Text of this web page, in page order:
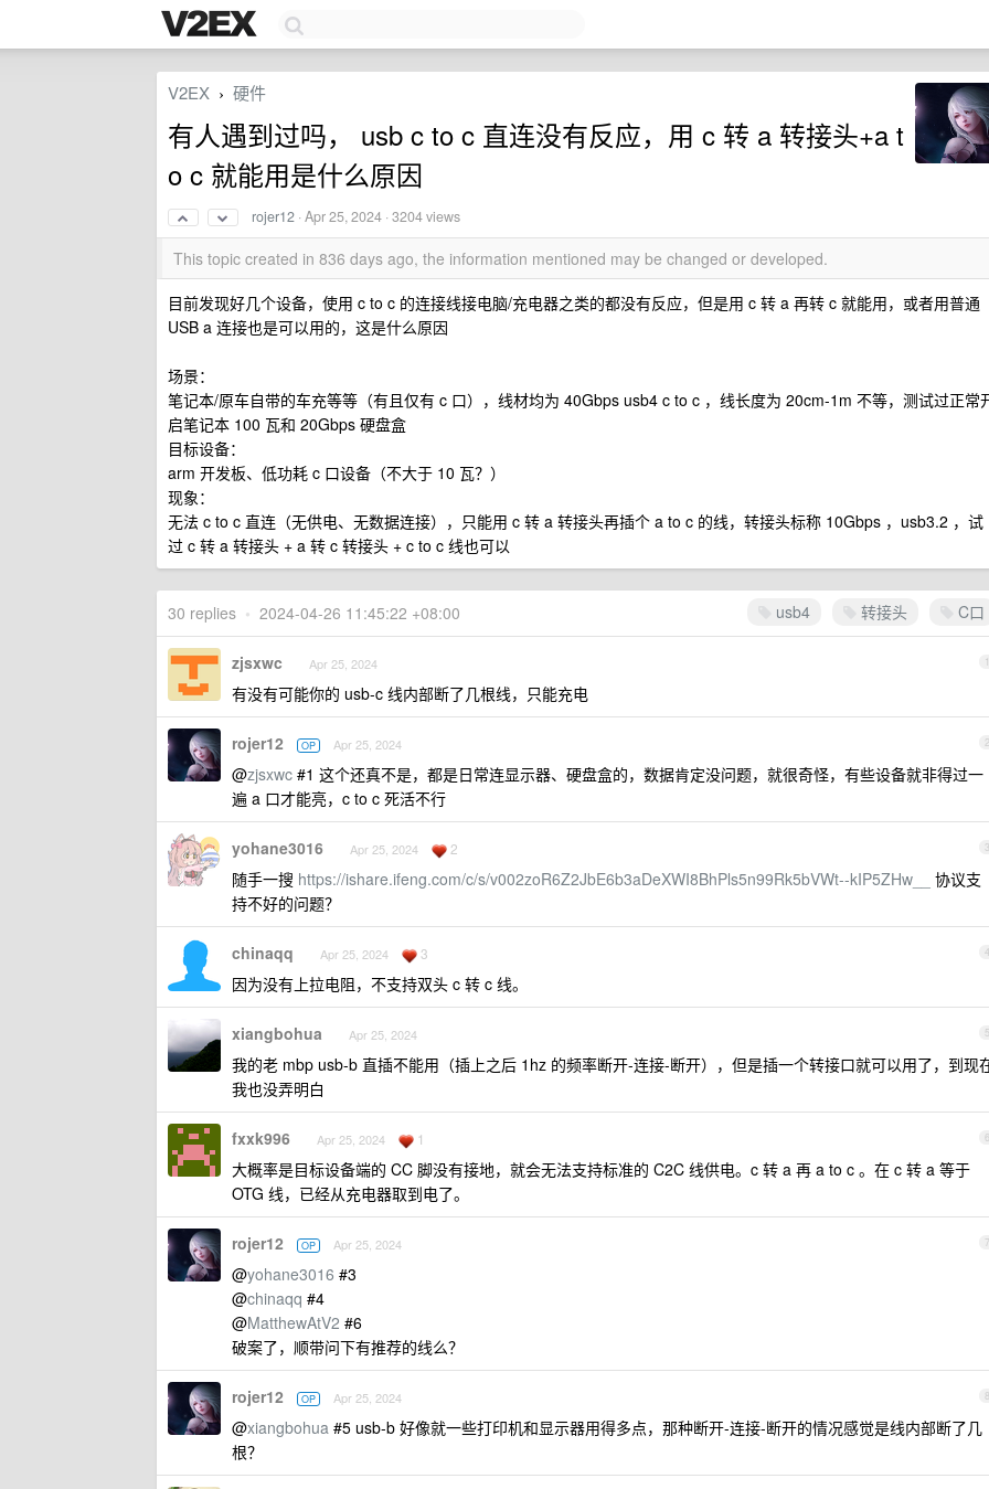
V2EX › 硬件
有人遇到过吗， usb c to c 直连没有反应，用 c 转 a 转接头+a t
o c 就能用是什么原因
rojer12 ·Apr 25, 2024 · 3204 views
This topic created in 836 days ago, the information mentioned may be changed or developed.
目前发现好几个设备，使用 c to c 的连接线接电脑/充电器之类的都没有反应，但是用 c 转 a 再转 c 就能用，或者用普通
USB a 连接也是可以用的，这是什么原因
场景：
笔记本/原车自带的车充等等（有且仅有 c 口），线材均为 40Gbps usb4 c to c ，线长度为 20cm-1m 不等，测试过正常
启笔记本 100 瓦和 20Gbps 硬盘盒
目标设备：
arm 开发板、低功耗 c 口设备（不大于 10 瓦？）
现象：
无法 c to c 直连（无供电、无数据连接），只能用 c 转 a 转接头再插个 a to c 的线，转接头标称 10Gbps ，usb3.2 ，试
过 c 转 a 转接头 + a 转 c 转接头 + c to c 线也可以
usb4 转接头 C口
30 replies • 2024-04-26 11:45:22 +08:00
1
zjsxwc Apr 25, 2024
有没有可能你的 usb-c 线内部断了几根线，只能充电
2
rojer12 OP Apr 25, 2024
@zjsxwc #1 这个还真不是，都是日常连显示器、硬盘盒的，数据肯定没问题，就很奇怪，有些设备就非得过一
遍 a 口才能亮，c to c 死活不行
3
yohane3016 Apr 25, 2024 2
随手一搜 https://ishare.ifeng.com/c/s/v002zoR6Z2JbE6b3aDeXWI8BhPls5n99Rk5bVWt--kIP5ZHw__
协议支
持不好的问题？
4
chinaqq Apr 25, 2024 3
因为没有上拉电阻，不支持双头 c 转 c 线。
5
xiangbohua Apr 25, 2024
我的老 mbp usb-b 直插不能用（插上之后 1hz 的频率断开-连接-断开），但是插一个转接口就可以用了，到现
我也没弄明白
6
fxxk996 Apr 25, 2024 1
大概率是目标设备端的 CC 脚没有接地，就会无法支持标准的 C2C 线供电。c 转 a 再 a to c 。在 c 转 a 等于
OTG 线，已经从充电器取到电了。
7
rojer12 OP Apr 25, 2024
@yohane3016 #3
@chinaqq #4
@MatthewAtV2 #6
破案了，顺带问下有推荐的线么？
8
rojer12 OP Apr 25, 2024
@xiangbohua #5 usb-b 好像就一些打印机和显示器用得多点，那种断开-连接-断开的情况感觉是线内部断了几
根？